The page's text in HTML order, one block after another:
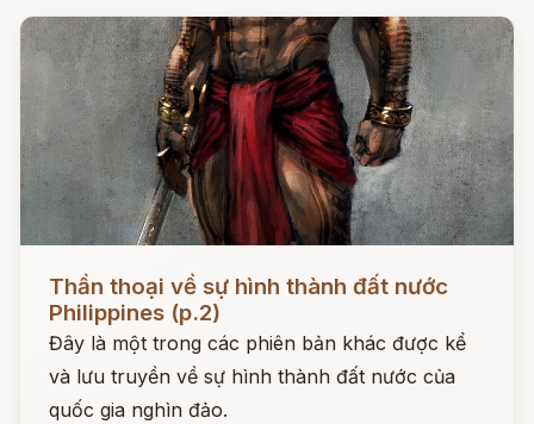
Đọc ngay
Thần thoại về sự hình thành đất nước
Philippines (p.2)
Đây là một trong các phiên bản khác được kể
và lưu truyền về sự hình thành đất nước của
quốc gia nghìn đảo.